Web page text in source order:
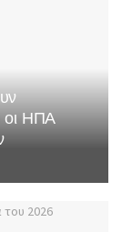
οι ΗΠΑ